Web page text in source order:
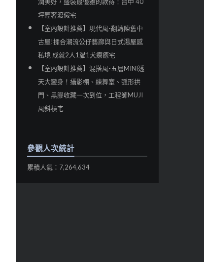
坪輕奢渡假宅
【室內設計推薦】現代風-翻轉陳舊中
古屋!揉合潮流公仔藝廊與日式湯屋感
私境 成就2人1貓1犬療癒宅
【室內設計推薦】混搭風-五層MINI透
天大變身！攝影棚、練舞室、弧形拱
門、黑膠收藏一次到位，工程師MUJI
風斜槓宅
參觀人次統計
累積人氣：7,264,634